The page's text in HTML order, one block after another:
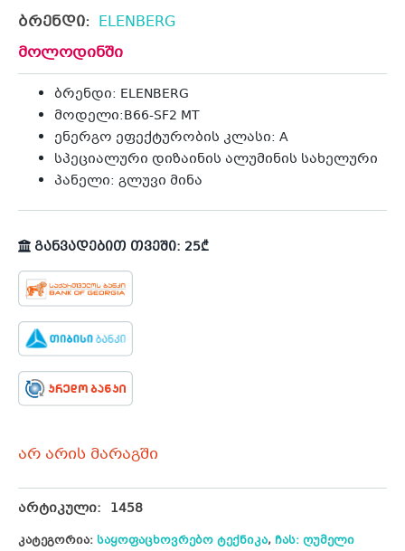
ბრენდი: ELENBERG
მოლოდინში
ბრენდი: ELENBERG
მოდელი:B66-SF2 MT
ენერგო ეფექტურობის კლასი: A
სპეციალური დიზაინის ალუმინის სახელური
პანელი: გლუვი მინა
განვადებით თვეში: 25₾
არ არის მარაგში
არტიკული: 1458
კატეგორია: საყოფაცხოვრებო ტექნიკა, ჩას: ღუმელი